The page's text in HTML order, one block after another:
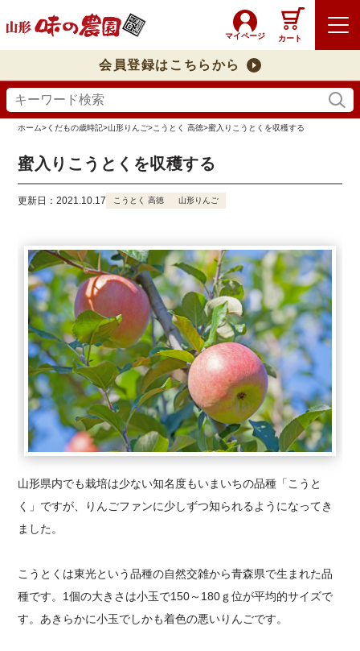
マイページ カート
会員登録はこちらから
ホーム>くだもの歳時記>山形りんご>こうとく 高徳>蜜入りこうとくを収穫する
蜜入りこうとくを収穫する
更新日：2021.10.17 こうとく 高徳 山形りんご
山形県内でも栽培は少ない知名度もいまいちの品種「こうと
く」ですが、りんごファンに少しずつ知られるようになってき
ました。
こうとくは東光という品種の自然交雑から青森県で生まれた品
種です。1個の大きさは小玉で150～180ｇ位が平均的サイズで
す。あきらかに小玉でしかも着色の悪いりんごです。